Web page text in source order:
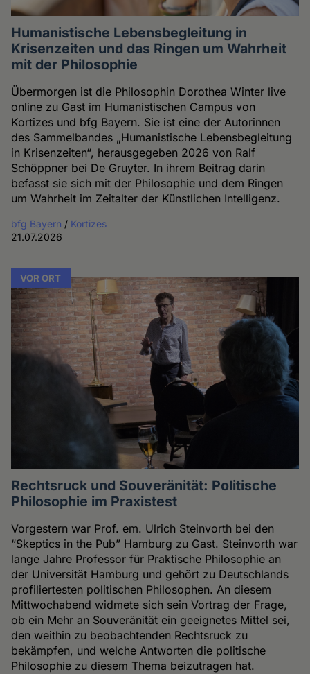
Humanistische Lebensbegleitung in
Krisenzeiten und das Ringen um Wahrheit
mit der Philosophie
Übermorgen ist die Philosophin Dorothea Winter live
online zu Gast im Humanistischen Campus von
Kortizes und bfg Bayern. Sie ist eine der Autorinnen
des Sammelbandes „Humanistische Lebensbegleitung
in Krisenzeiten“, herausgegeben 2026 von Ralf
Schöppner bei De Gruyter. In ihrem Beitrag darin
befasst sie sich mit der Philosophie und dem Ringen
um Wahrheit im Zeitalter der Künstlichen Intelligenz.
bfg Bayern / Kortizes
21.07.2026
VOR ORT
Rechtsruck und Souveränität: Politische
Philosophie im Praxistest
Vorgestern war Prof. em. Ulrich Steinvorth bei den
“Skeptics in the Pub” Hamburg zu Gast. Steinvorth war
lange Jahre Professor für Praktische Philosophie an
der Universität Hamburg und gehört zu Deutschlands
profiliertesten politischen Philosophen. An diesem
Mittwochabend widmete sich sein Vortrag der Frage,
ob ein Mehr an Souveränität ein geeignetes Mittel sei,
den weithin zu beobachtenden Rechtsruck zu
bekämpfen, und welche Antworten die politische
Philosophie zu diesem Thema beizutragen hat.